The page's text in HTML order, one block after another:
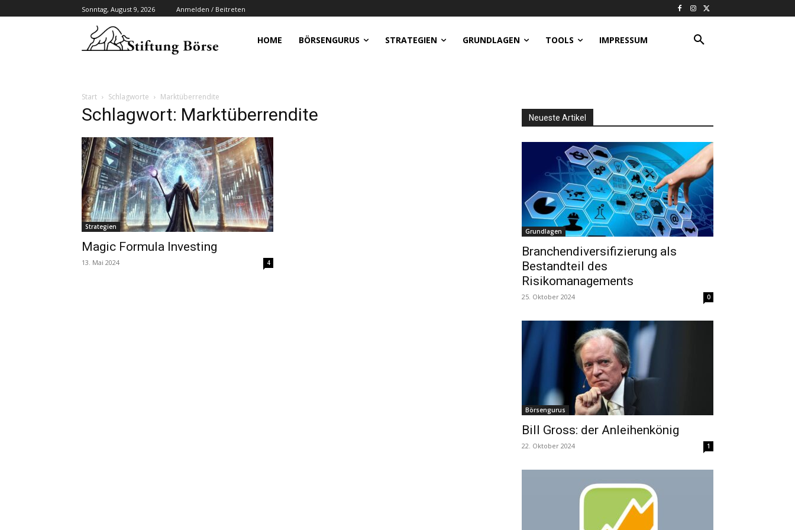
Sonntag, August 9, 2026 Anmelden / Beitreten
HOME BÖRSENGURUS STRATEGIEN GRUNDLAGEN TOOLS IMPRESSUM
Start Schlagworte Marktüberrendite
Schlagwort: Marktüberrendite
Strategien
Magic Formula Investing
13. Mai 2024 4
Neueste Artikel
Grundlagen
Branchendiversifizierung als
Bestandteil des
Risikomanagements
25. Oktober 2024 0
Börsengurus
Bill Gross: der Anleihenkönig
22. Oktober 2024 1